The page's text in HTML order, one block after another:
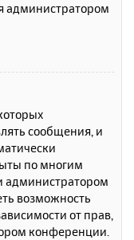
администратором
сообщения, и
по многим
возможность
от прав,
конференции.